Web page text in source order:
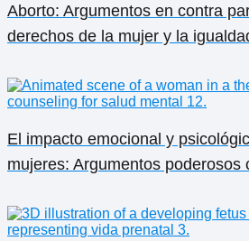
Aborto: Argumentos en contra
derechos de la mujer y la
El impacto emocional y
mujeres: Argumentos poderosos